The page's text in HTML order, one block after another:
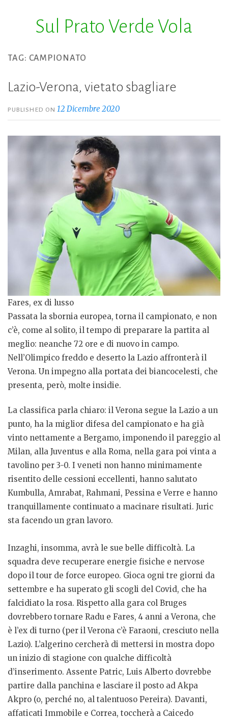
Sul Prato Verde Vola
TAG: CAMPIONATO
Lazio-Verona, vietato sbagliare
PUBLISHED ON12 Dicembre 2020
Fares, ex di lusso
Passata la sbornia europea, torna il campionato, e non
c’è, come al solito, il tempo di preparare la partita al
meglio: neanche 72 ore e di nuovo in campo.
Nell’Olimpico freddo e deserto la Lazio affronterà il
Verona. Un impegno alla portata dei biancocelesti, che
presenta, però, molte insidie.
La classifica parla chiaro: il Verona segue la Lazio a un
punto, ha la miglior difesa del campionato e ha già
vinto nettamente a Bergamo, imponendo il pareggio al
Milan, alla Juventus e alla Roma, nella gara poi vinta a
tavolino per 3-0. I veneti non hanno minimamente
risentito delle cessioni eccellenti, hanno salutato
Kumbulla, Amrabat, Rahmani, Pessina e Verre e hanno
tranquillamente continuato a macinare risultati. Juric
sta facendo un gran lavoro.
Inzaghi, insomma, avrà le sue belle difficoltà. La
squadra deve recuperare energie fisiche e nervose
dopo il tour de force europeo. Gioca ogni tre giorni da
settembre e ha superato gli scogli del Covid, che ha
falcidiato la rosa. Rispetto alla gara col Bruges
dovrebbero tornare Radu e Fares, 4 anni a Verona, che
è l’ex di turno (per il Verona c’è Faraoni, cresciuto nella
Lazio). L’algerino cercherà di mettersi in mostra dopo
un inizio di stagione con qualche difficoltà
d’inserimento. Assente Patric, Luis Alberto dovrebbe
partire dalla panchina e lasciare il posto ad Akpa
Akpro (o, perché no, al talentuoso Pereira). Davanti,
affaticati Immobile e Correa, toccherà a Caicedo